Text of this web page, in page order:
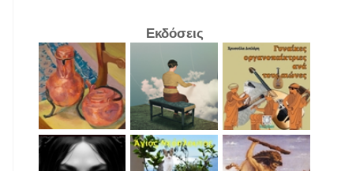
Εκδόσεις